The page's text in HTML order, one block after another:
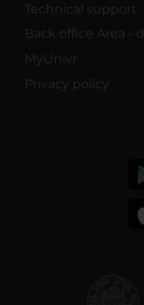
Technical support
Back office Area -
MyUnivr
Privacy policy